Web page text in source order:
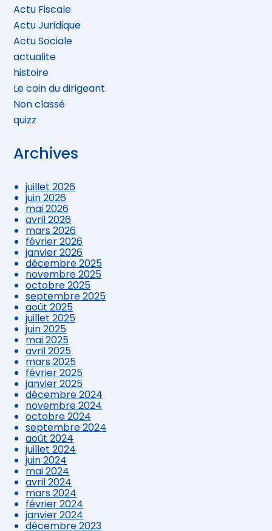
Actu Fiscale
Actu Juridique
Actu Sociale
actualite
histoire
Le coin du dirigeant
Non classé
quizz
Archives
juillet 2026
juin 2026
mai 2026
avril 2026
mars 2026
février 2026
janvier 2026
décembre 2025
novembre 2025
octobre 2025
septembre 2025
août 2025
juillet 2025
juin 2025
mai 2025
avril 2025
mars 2025
février 2025
janvier 2025
décembre 2024
novembre 2024
octobre 2024
septembre 2024
août 2024
juillet 2024
juin 2024
mai 2024
avril 2024
mars 2024
février 2024
janvier 2024
décembre 2023